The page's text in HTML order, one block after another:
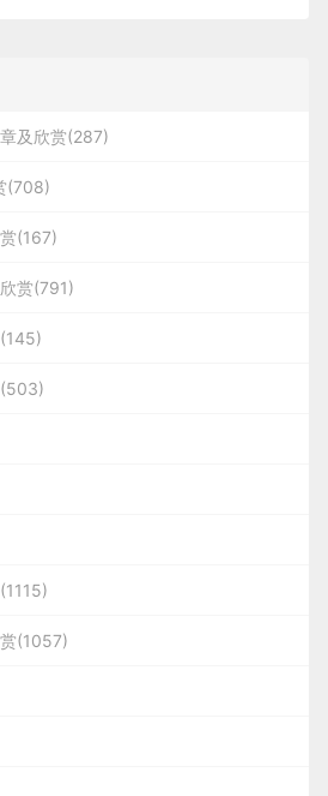
及欣赏(287)
(708)
(167)
赏(791)
(1057)